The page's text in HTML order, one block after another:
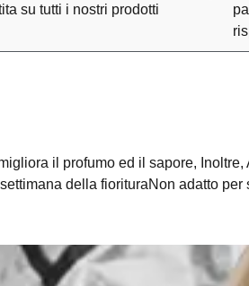
su tutti i nostri prodotti
il profumo ed il sapore,
della fiorituraNon adatto per